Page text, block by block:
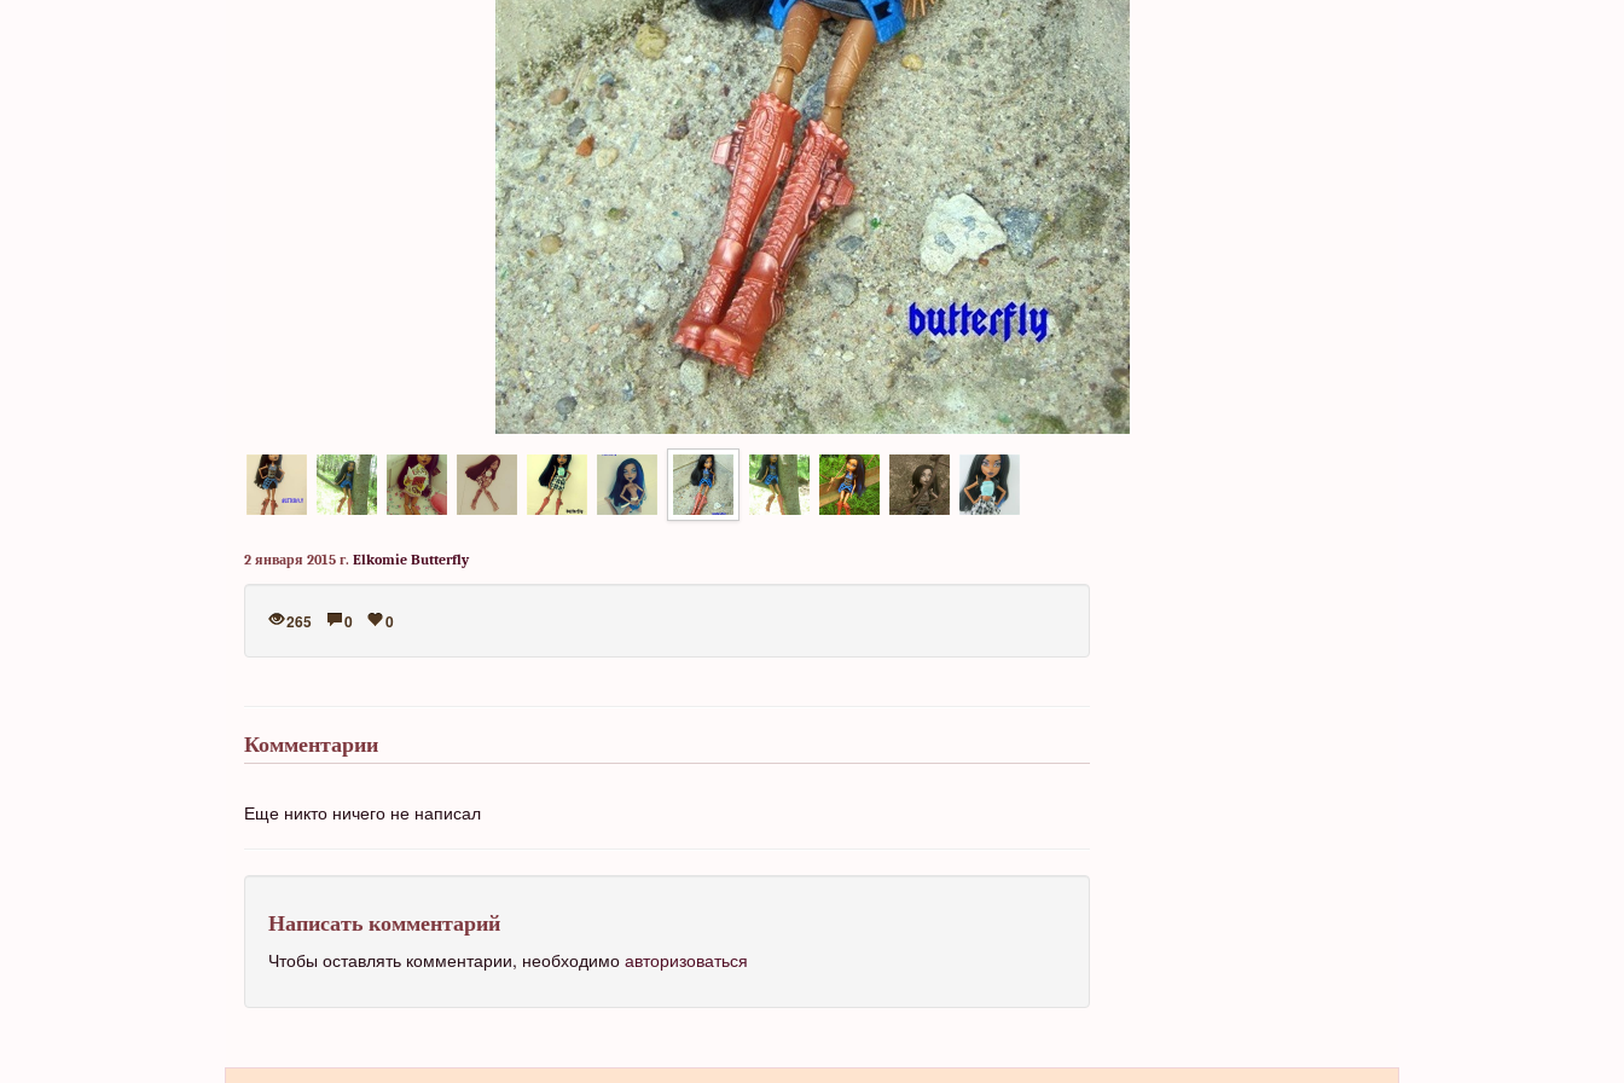
2 января 2015 г. Elkomie Butterfly
265 0 0
Комментарии
Еще никто ничего не написал
Написать комментарий
Чтобы оставлять комментарии, необходимо авторизоваться